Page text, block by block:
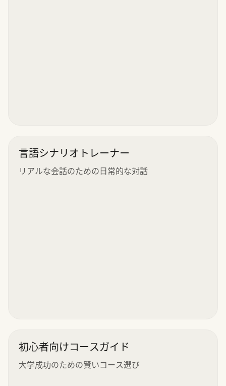
言語シナリオトレーナー
リアルな会話のための日常的な対話
初心者向けコースガイド
大学成功のための賢いコース選び